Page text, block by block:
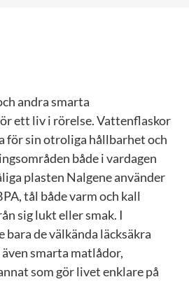
andra smarta
ett liv i rörelse. Vattenflaskor
för sin otroliga hållbarhet och
både i vardagen
plasten Nalgene använder
tål både varm och kall
sig lukt eller smak. I
de välkända läcksäkra
smarta matlådor,
som gör livet enklare på